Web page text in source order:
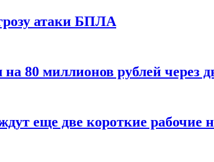
атаки БПЛА
80 миллионов рублей через
еще две короткие рабочие